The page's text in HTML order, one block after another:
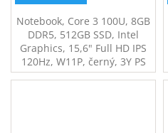
Notebook, Core 3 100U, 8GB
DDR5, 512GB SSD, Intel
Graphics, 15,6" Full HD IPS
120Hz, W11P, černý, 3Y PS
on-site